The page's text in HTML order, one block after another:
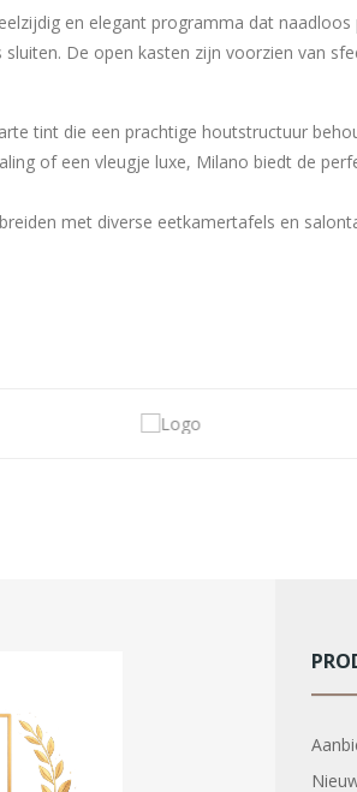
en elegant programma dat
De open kasten zijn voorzien van
tint die een prachtige houtstructuur
of een vleugje luxe, Milano biedt de
met diverse eetkamertafels en